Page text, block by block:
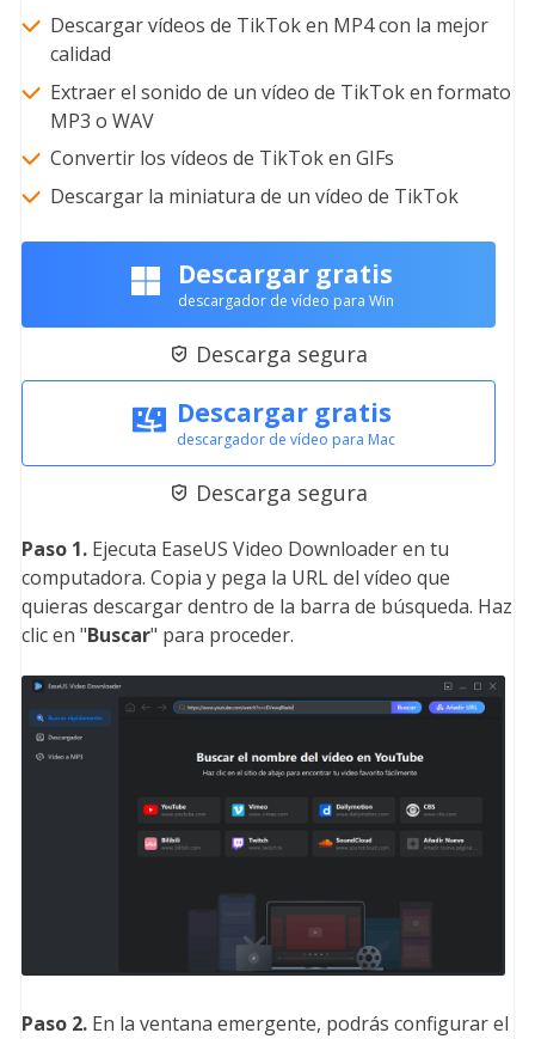
Descargar vídeos de TikTok en MP4 con la mejor
calidad
Extraer el sonido de un vídeo de TikTok en formato
MP3 o WAV
Convertir los vídeos de TikTok en GIFs
Descargar la miniatura de un vídeo de TikTok
Descargar gratis
descargador de vídeo para Win
 Descarga segura
Descargar gratis
descargador de vídeo para Mac
 Descarga segura
Paso 1. Ejecuta EaseUS Video Downloader en tu
computadora. Copia y pega la URL del vídeo que
quieras descargar dentro de la barra de búsqueda. Haz
clic en "Buscar" para proceder.
Paso 2. En la ventana emergente, podrás configurar el